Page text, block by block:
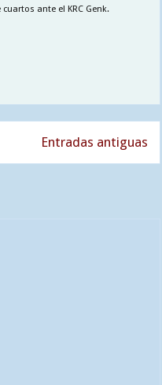
ante el KRC Genk.
Entradas antiguas